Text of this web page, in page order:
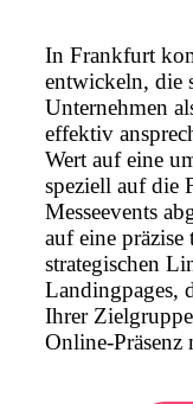
In Frankfurt
entwickeln, die
Unternehmen
effektiv
Wert auf eine
speziell auf die
Messeevents
auf eine
strategischen
Landingpages,
Ihrer
Online-Präsenz